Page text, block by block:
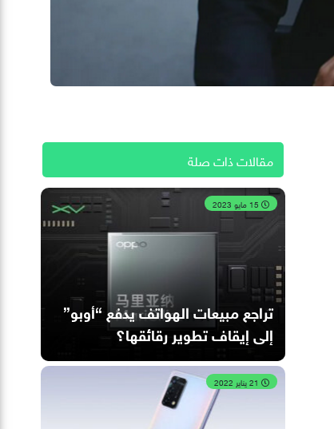
مقالات ذات صلة
تراجع مبيعات الهواتف يدفع “أوبو”
إلى إيقاف تطوير رقائقها؟